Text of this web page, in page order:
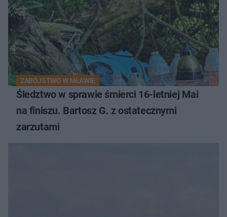
ZABÓJSTWO W MŁAWIE
Śledztwo w sprawie śmierci 16-letniej Mai
na finiszu. Bartosz G. z ostatecznymi
zarzutami